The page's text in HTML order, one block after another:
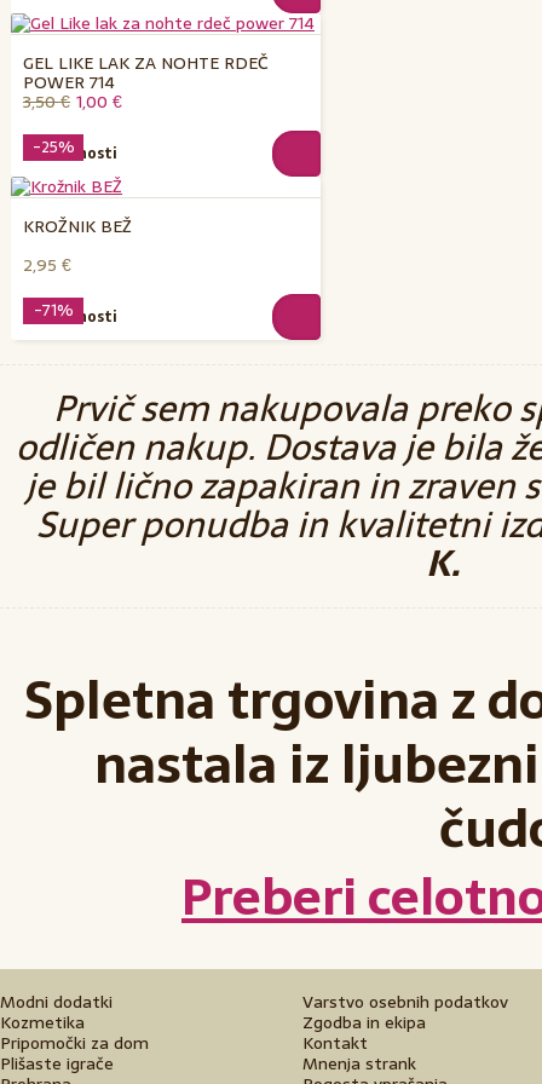
-25%
-71%
GEL LIKE LAK ZA NOHTE RDEČ
POWER 714
3,50 € 1,00 €
Podrobnosti
KROŽNIK BEŽ
2,95 €
Podrobnosti
Prvič sem nakupovala preko
odličen nakup. Dostava je bila
je bil lično zapakiran in zraven
Super ponudba in kvalitetni
K.
Spletna trgovina z
nastala iz
Preberi
Modni dodatki
Kozmetika
Pripomočki za dom
Plišaste igrače
Varstvo osebnih podatkov
Zgodba in ekipa
Kontakt
Mnenja strank